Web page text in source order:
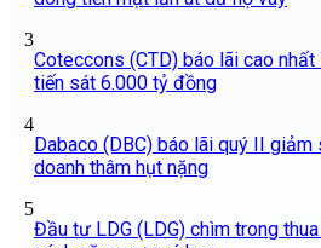
3
Coteccons (CTD) báo lãi cao
tiến sát 6.000 tỷ đồng
4
Dabaco (DBC) báo lãi quý II giảm
doanh thâm hụt nặng
5
Đầu tư LDG (LDG) chìm trong